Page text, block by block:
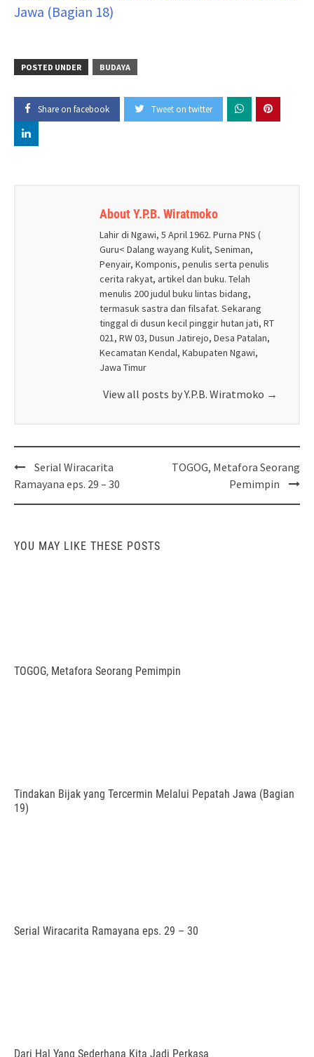
Jawa (Bagian 18)
POSTED UNDER BUDAYA
Share on facebook Tweet on twitter
About Y.P.B. Wiratmoko
Lahir di Ngawi, 5 April 1962. Purna PNS (
Guru< Dalang wayang Kulit, Seniman,
Penyair, Komponis, penulis serta penulis
cerita rakyat, artikel dan buku. Telah
menulis 200 judul buku lintas bidang,
termasuk sastra dan filsafat. Sekarang
tinggal di dusun kecil pinggir hutan jati, RT
021, RW 03, Dusun Jatirejo, Desa Patalan,
Kecamatan Kendal, Kabupaten Ngawi,
Jawa Timur
View all posts by Y.P.B. Wiratmoko →
Post
navigation
Serial Wiracarita
Ramayana eps. 29 – 30
TOGOG, Metafora Seorang
Pemimpin
YOU MAY LIKE THESE POSTS
TOGOG, Metafora Seorang Pemimpin
Tindakan Bijak yang Tercermin Melalui Pepatah Jawa (Bagian
19)
Serial Wiracarita Ramayana eps. 29 – 30
Dari Hal Yang Sederhana Kita Jadi Perkasa